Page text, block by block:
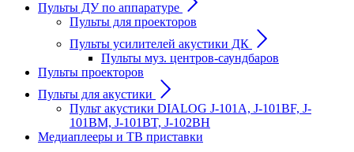
Пульты ДУ по аппаратуре
Пульты для проекторов
Пульты усилителей акустики ДК
Пульты муз. центров-саундбаров
Пульты проекторов
Пульты для акустики
Пульт акустики DIALOG J-101A, J-101BF, J-
101BM, J-101BT, J-102BH
Медиаплееры и ТВ приставки